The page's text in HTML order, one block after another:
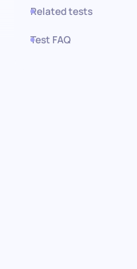
Related tests
Test FAQ